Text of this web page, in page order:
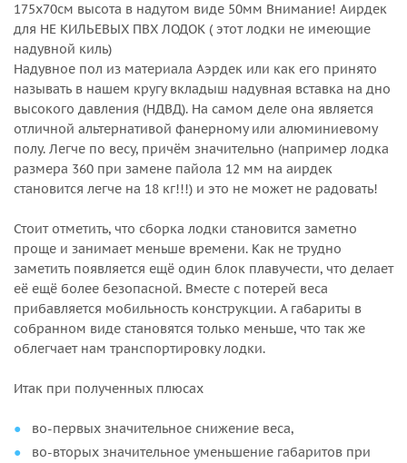
175х70см высота в надутом виде 50мм Внимание! Аирдек
для НЕ КИЛЬЕВЫХ ПВХ ЛОДОК ( этот лодки не имеющие
надувной киль)
Надувное пол из материала Аэрдек или как его принято
называть в нашем кругу вкладыш надувная вставка на дно
высокого давления (НДВД). На самом деле она является
отличной альтернативой фанерному или алюминиевому
полу. Легче по весу, причём значительно (например лодка
размера 360 при замене пайола 12 мм на аирдек
становится легче на 18 кг!!!) и это не может не радовать!
Стоит отметить, что сборка лодки становится заметно
проще и занимает меньше времени. Как не трудно
заметить появляется ещё один блок плавучести, что делает
её ещё более безопасной. Вместе с потерей веса
прибавляется мобильность конструкции. А габариты в
собранном виде становятся только меньше, что так же
облегчает нам транспортировку лодки.
Итак при полученных плюсах
во-первых значительное снижение веса,
во-вторых значительное уменьшение габаритов при